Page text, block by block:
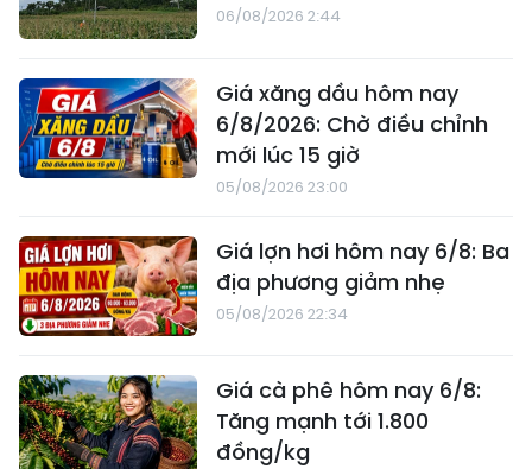
06/08/2026 2:44
Giá xăng dầu hôm nay
6/8/2026: Chờ điều chỉnh
mới lúc 15 giờ
05/08/2026 23:00
Giá lợn hơi hôm nay 6/8: Ba
địa phương giảm nhẹ
05/08/2026 22:34
Giá cà phê hôm nay 6/8:
Tăng mạnh tới 1.800
đồng/kg